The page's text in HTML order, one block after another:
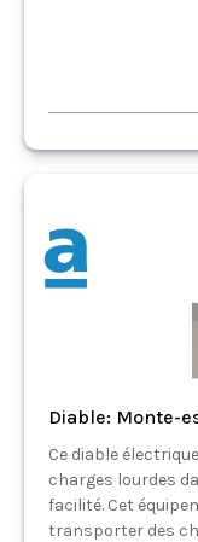
Diable: Monte-
Ce diable
charges lourdes
facilité. Cet
transporter des